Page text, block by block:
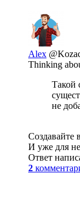
Alex
Thinking
Такой
не
Создавайте
И уже для
Ответ
2